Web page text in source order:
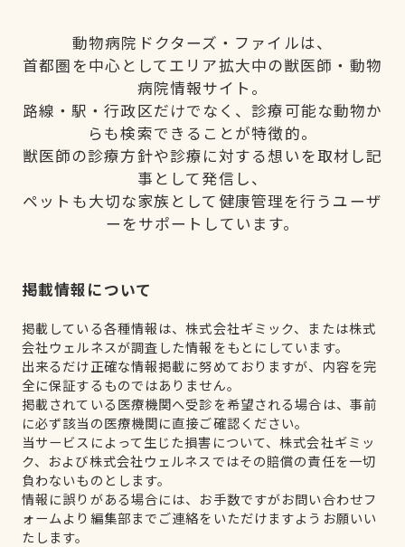
動物病院ドクターズ・ファイルは、
首都圏を中心としてエリア拡大中の獣医師・動物
病院情報サイト。
路線・駅・行政区だけでなく、診療可能な動物か
らも検索できることが特徴的。
獣医師の診療方針や診療に対する想いを取材し記
事として発信し、
ペットも大切な家族として健康管理を行うユーザ
ーをサポートしています。
掲載情報について
掲載している各種情報は、株式会社ギミック、または株式
会社ウェルネスが調査した情報をもとにしています。
出来るだけ正確な情報掲載に努めておりますが、内容を完
全に保証するものではありません。
掲載されている医療機関へ受診を希望される場合は、事前
に必ず該当の医療機関に直接ご確認ください。
当サービスによって生じた損害について、株式会社ギミッ
ク、および株式会社ウェルネスではその賠償の責任を一切
負わないものとします。
情報に誤りがある場合には、お手数ですがお問い合わせフ
ォームより編集部までご連絡をいただけますようお願いい
たします。